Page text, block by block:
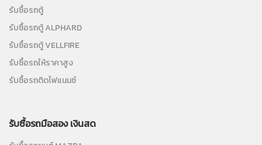
รับซื้อรถตู้
รับซื้อรถตู้ ALPHARD
รับซื้อรถตู้ VELLFIRE
รับซื้อรถให้ราคาสูง
รับซื้อรถติดไฟแนนซ์
รับซื้อรถมือสอง เงินสด